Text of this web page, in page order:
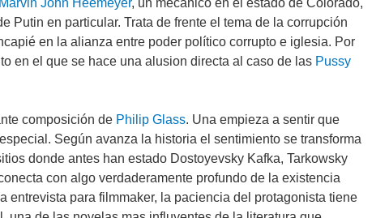
Marvin John Heemeyer, un mecánico en el estado de Colorado,
Putin en particular. Trata de frente el tema de la corrupción
en la alianza entre poder político corrupto e iglesia. Por
en el que se hace una alusion directa al caso de las Pussy
composición de Philip Glass. Una empieza a sentir que
Según avanza la historia el sentimiento se transforma
donde antes han estado Dostoyevsky Kafka, Tarkowsky
con algo verdaderamente profundo de la existencia
entrevista para filmmaker, la paciencia del protagonista tiene